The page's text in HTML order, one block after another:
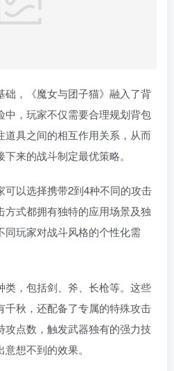
础，《魔女与团子猫》融入了背
中，玩家不仅需要合理规划背包
道具之间的相互作用关系，从而
来的战斗制定最优策略。
以选择携带2到4种不同的攻击
式都拥有独特的应用场景及独
同玩家对战斗风格的个性化需
类，包括剑、斧、长枪等。这些
千秋，还配备了专属的特殊攻击
点数，触发武器独有的强力技
想不到的效果。